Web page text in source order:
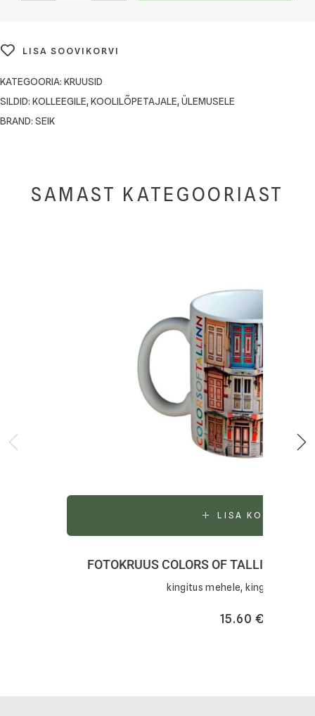
LISA SOOVIKORVI
KATEGOORIA: KRUUSID
SILDID: KOLLEEGILE, KOOLILÕPETAJALE, ÜLEMUSELE
BRAND: SEIK
SAMAST KATEGOORIAST
LISA KORVI
FOTOKRUUS COLORS OF TALLINN
kingitus mehele, kingitus
15.60 €